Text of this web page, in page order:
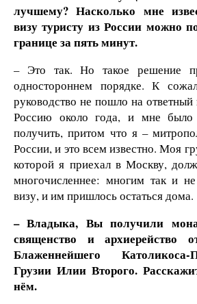
лучшему? Насколько мне
визу туристу из России можно
границе за пять минут.
– Это так. Но такое решение
одностороннем порядке. К
руководство не пошло на
Россию около года, и мне
получить, притом что я –
России, и это всем известно. Моя
которой я приехал в Москву,
многочисленнее: многим так и
визу, и им пришлось остаться дома.
– Владыка, Вы получили
священство и архиерейство
Блаженнейшего
Грузии Илии Второго.
нём.